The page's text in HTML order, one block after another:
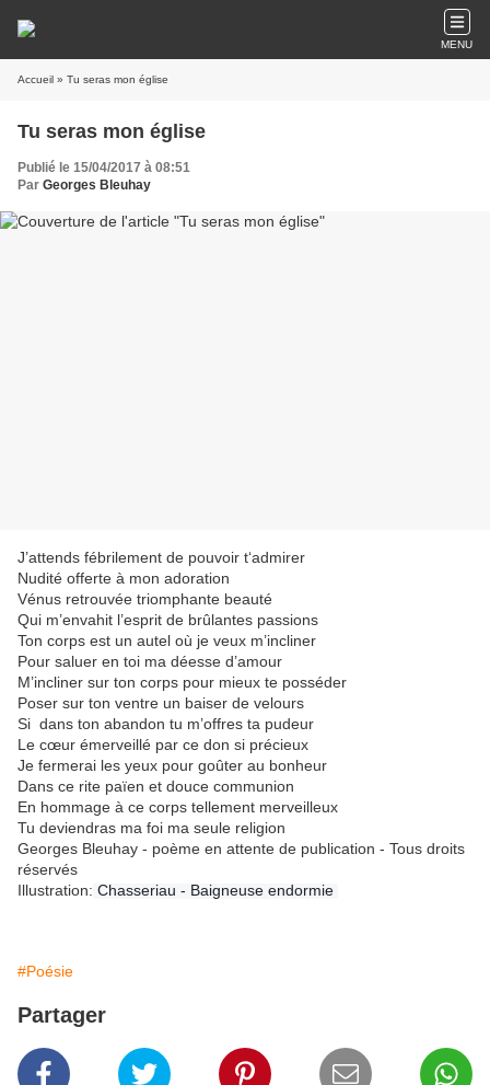
MENU
Accueil » Tu seras mon église
Tu seras mon église
Publié le 15/04/2017 à 08:51
Par Georges Bleuhay
J’attends fébrilement de pouvoir t‘admirer
Nudité offerte à mon adoration
Vénus retrouvée triomphante beauté
Qui m’envahit l’esprit de brûlantes passions
Ton corps est un autel où je veux m’incliner
Pour saluer en toi ma déesse d’amour
M’incliner sur ton corps pour mieux te posséder
Poser sur ton ventre un baiser de velours
Si dans ton abandon tu m’offres ta pudeur
Le cœur émerveillé par ce don si précieux
Je fermerai les yeux pour goûter au bonheur
Dans ce rite païen et douce communion
En hommage à ce corps tellement merveilleux
Tu deviendras ma foi ma seule religion
Georges Bleuhay - poème en attente de publication - Tous droits
réservés
Illustration: Chasseriau - Baigneuse endormie
#Poésie
Partager